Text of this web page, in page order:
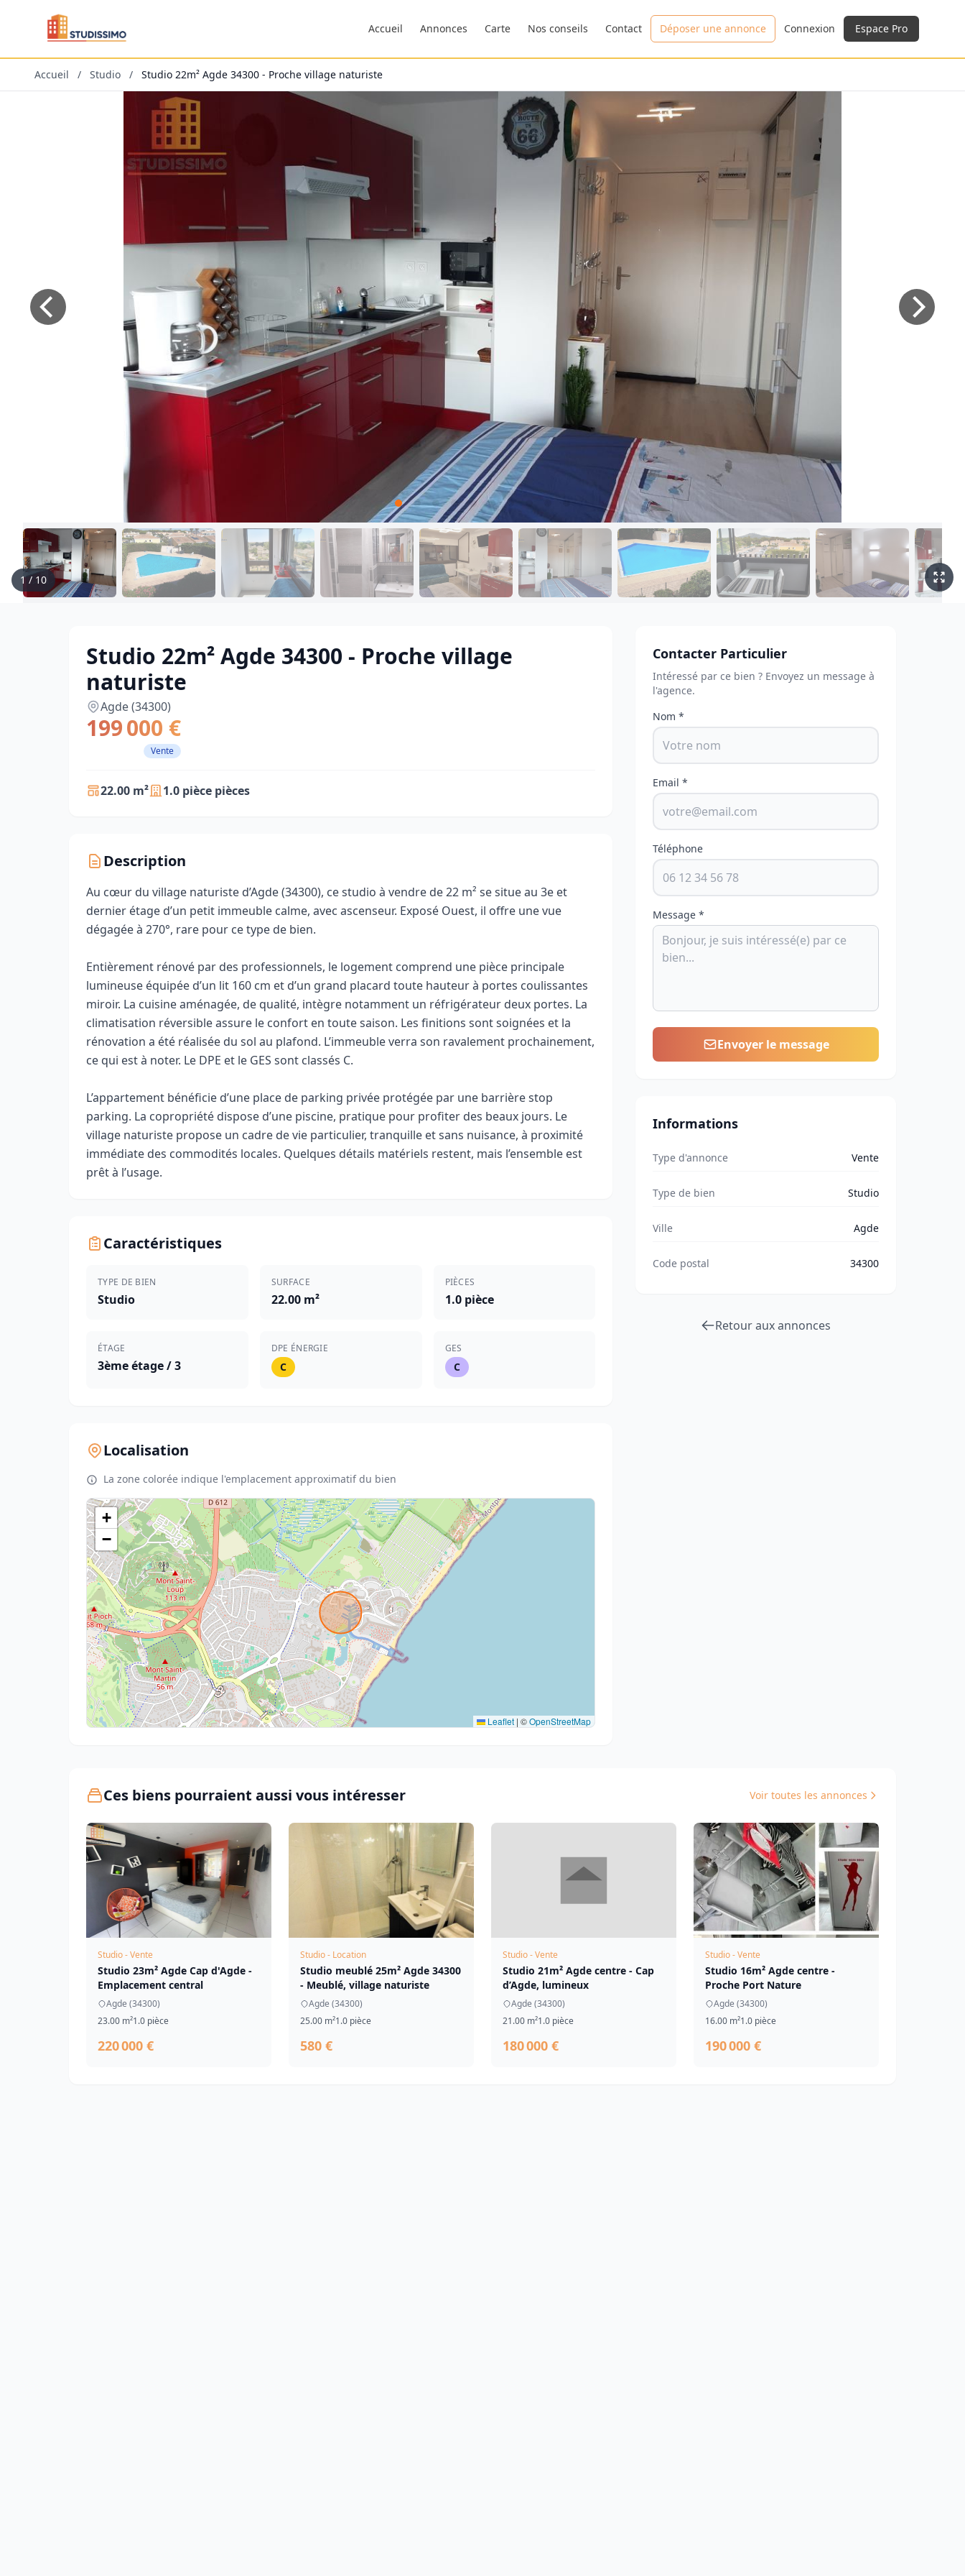
Accueil Annonces Carte Nos conseils Contact Déposer une annonce Connexion Espace Pro
Accueil / Studio / Studio 22m² Agde 34300 - Proche village naturiste
1/ 10
Studio 22m² Agde 34300 - Proche village
naturiste
Agde (34300)
199 000 €
Vente
22.00 m² 1.0 pièce pièces
Description
Au cœur du village naturiste d’Agde (34300), ce studio à vendre de 22 m² se situe au 3e et
dernier étage d’un petit immeuble calme, avec ascenseur. Exposé Ouest, il offre une vue
dégagée à 270°, rare pour ce type de bien.
Entièrement rénové par des professionnels, le logement comprend une pièce principale
lumineuse équipée d’un lit 160 cm et d’un grand placard toute hauteur à portes coulissantes
miroir. La cuisine aménagée, de qualité, intègre notamment un réfrigérateur deux portes. La
climatisation réversible assure le confort en toute saison. Les finitions sont soignées et la
rénovation a été réalisée du sol au plafond. L’immeuble verra son ravalement prochainement,
ce qui est à noter. Le DPE et le GES sont classés C.
L’appartement bénéficie d’une place de parking privée protégée par une barrière stop
parking. La copropriété dispose d’une piscine, pratique pour profiter des beaux jours. Le
village naturiste propose un cadre de vie particulier, tranquille et sans nuisance, à proximité
immédiate des commodités locales. Quelques détails matériels restent, mais l’ensemble est
prêt à l’usage.
Caractéristiques
TYPE DE BIEN
Studio
SURFACE
22.00 m²
PIÈCES
1.0 pièce
ÉTAGE
3ème étage / 3
DPE ÉNERGIE
C
GES
C
Localisation
La zone colorée indique l'emplacement approximatif du bien
+
−
Leaflet | ©OpenStreetMap
Contacter Particulier
Intéressé par ce bien ? Envoyez un message à
l'agence.
Nom *
Email *
Téléphone
Message *
Envoyer le message
Informations
Type d'annonce Vente
Type de bien Studio
Ville Agde
Code postal 34300
Retour aux annonces
Ces biens pourraient aussi vous intéresser Voir toutes les annonces
Studio - Vente
Studio 23m² Agde Cap d'Agde -
Emplacement central
Agde (34300)
23.00 m²1.0 pièce
220 000 €
Studio - Location
Studio meublé 25m² Agde 34300
- Meublé, village naturiste
Agde (34300)
25.00 m²1.0 pièce
580 €
Studio - Vente
Studio 21m² Agde centre - Cap
d’Agde, lumineux
Agde (34300)
21.00 m²1.0 pièce
180 000 €
Studio - Vente
Studio 16m² Agde centre -
Proche Port Nature
Agde (34300)
16.00 m²1.0 pièce
190 000 €